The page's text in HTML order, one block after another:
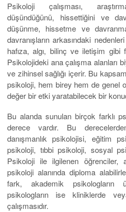
Psikoloji çalışması,
düşündüğünü, hissettiğini ve
düşünme, hissetme ve
davranışların arkasındaki
hafıza, algı, bilinç ve iletişim gibi
Psikolojideki ana çalışma alanları
ve zihinsel sağlığı içerir. Bu
psikoloji, hem birey hem de genel
değer bir etki yaratabilecek bir
Bu alanda sunulan birçok farklı
derece vardır. Bu
danışmanlık psikolojisi, eğitim
psikoloji, tıbbi psikoloji, sosyal
Psikoloji ile ilgilenen öğrenciler,
psikoloji alanında diploma
fark, akademik psikologların
psikologların ise kliniklerde
çalışmasıdır.